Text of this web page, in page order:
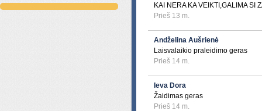
KAI NERA KA VEIKTI,GALIMA SI
Prieš 13 m.
Andželina Aušrienė
Laisvalaikio praleidimo geras
Prieš 14 m.
Ieva Dora
Žaidimas geras
Prieš 14 m.